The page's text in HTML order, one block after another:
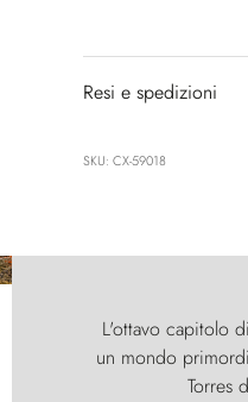
Resi e spedizioni
SKU: CX-59018
L'ottavo capitolo
un mondo
Torres